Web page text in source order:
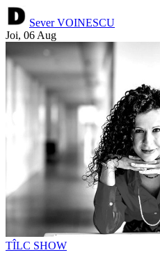
Sever VOINESCU
Joi, 06 Aug
TÎLC SHOW